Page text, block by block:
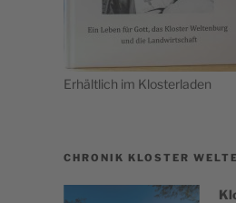
Erhält­lich im Klosterladen
CHRONIK KLOSTER